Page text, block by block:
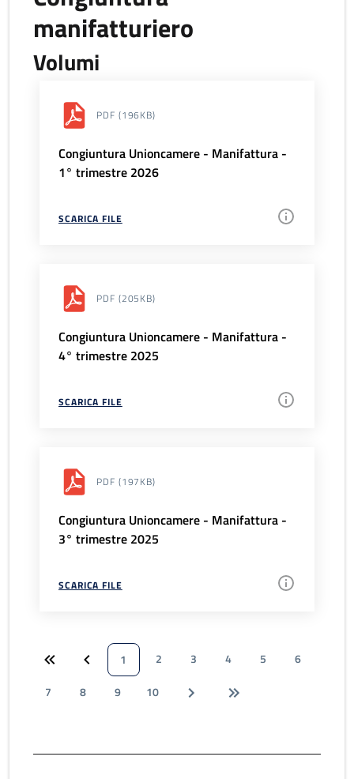
manifatturiero
Volumi
PDF (196KB)
Congiuntura Unioncamere - Manifattura -
1° trimestre 2026
SCARICA FILE
PDF (205KB)
Congiuntura Unioncamere - Manifattura -
4° trimestre 2025
SCARICA FILE
PDF (197KB)
Congiuntura Unioncamere - Manifattura -
3° trimestre 2025
SCARICA FILE
1 2 3 4 5
6
7
8 9 10